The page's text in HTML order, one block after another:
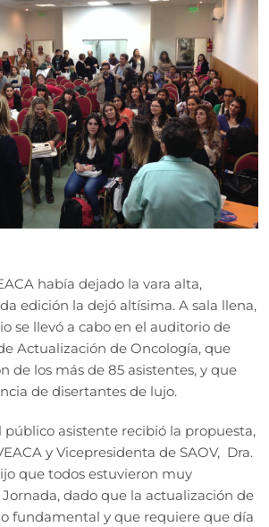
había dejado la vara alta,
edición la dejó altísima. A sala llena,
se llevó a cabo en el auditorio de
Actualización de Oncología, que
de los más de 85 asistentes, y que
de disertantes de lujo.
público asistente recibió la propuesta,
y Vicepresidenta de SAOV, Dra.
que todos estuvieron muy
dado que la actualización de
fundamental y que requiere que día